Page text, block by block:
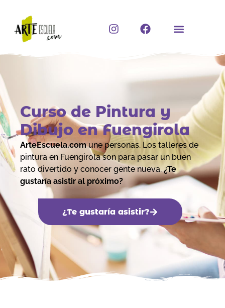
contenido
I
n
m
F
a
Curso de Pintura y
Dibujo en Fuengirola
ArteEscuela.comune personas. Los talleres de
pintura en Fuengirola son para pasar un buen
rato divertido y conocer gente nueva.¿Te
gustaría asistir al próximo?
¿Te gustaría asistir?